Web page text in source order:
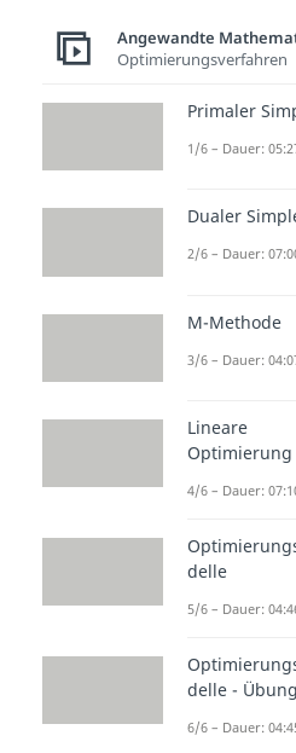
Nach
Studyflix zu
Volumen
größer zu
Schau dir ein
sollst5m3incm
Vorsicht!
Hier
mal 1000
Kubikmeter
cm
3sind noch
Gehe also
Als erstes
in
Angewandte
Optimierungsverfahren
Primaler
1/6 – Dauer:
Dualer
2/6 – Dauer:
M-Methode
3/6 – Dauer:
Lineare
Optimierung
4/6 – Dauer:
delle
5/6 – Dauer:
delle - Übung
6/6 – Dauer: